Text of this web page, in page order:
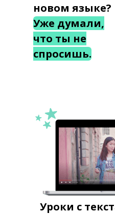
новом языке?
Уже думали,
что ты не
спросишь.
Уроки с